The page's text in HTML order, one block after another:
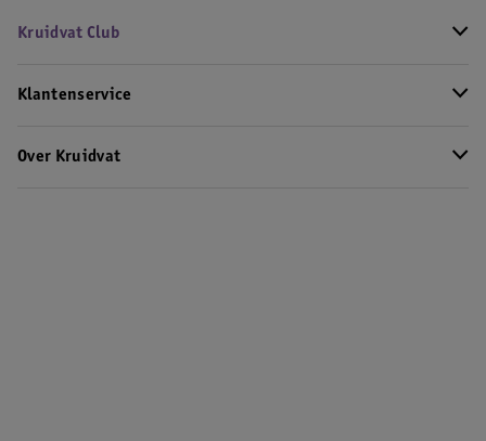
Kruidvat Club
Klantenservice
Over Kruidvat